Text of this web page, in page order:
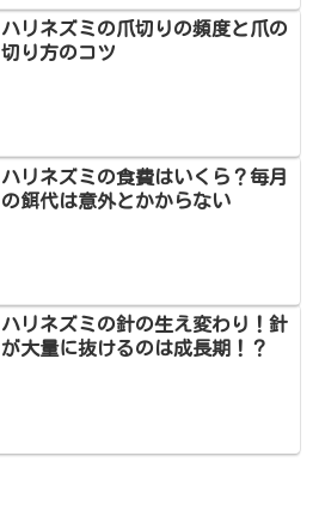
ハリネズミの爪切りの頻度と爪の
切り方のコツ
ハリネズミの食費はいくら？毎月
の餌代は意外とかからない
ハリネズミの針の生え変わり！針
が大量に抜けるのは成長期！？